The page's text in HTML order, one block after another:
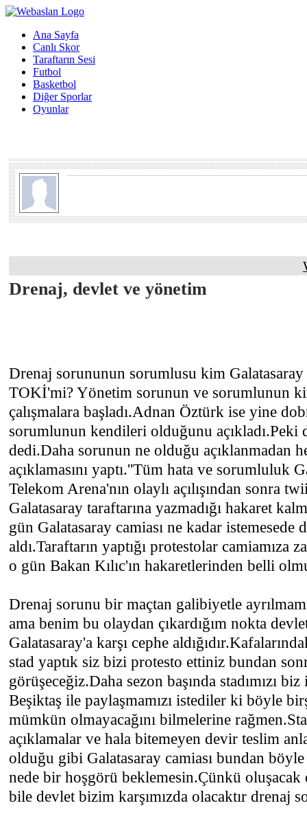
Ana Sayfa
Canlı Skor
Taraftarın Sesi
Futbol
Basketbol
Diğer Sporlar
Oyunlar
Drenaj, devlet ve yönetim
Drenaj sorununun sorumlusu kim
TOKİ'mi? Yönetim sorunun ve sorumlunun
çalışmalara başladı.Adnan Öztürk ise yine
sorumlunun kendileri olduğunu
dedi.Daha sorunun ne olduğu açıklanmadan
açıklamasını yaptı.''Tüm hata ve sorumluluk
Telekom Arena'nın olaylı açılışından sonra
Galatasaray taraftarına yazmadığı hakaret
gün Galatasaray camiası ne kadar istemesede
aldı.Taraftarın yaptığı protestolar camiamıza
o gün Bakan Kılıc'ın hakaretlerinden belli
Drenaj sorunu bir maçtan galibiyetle
ama benim bu olaydan çıkardığım nokta
Galatasaray'a karşı cephe
stad yaptık siz bizi protesto ettiniz bundan
görüşeceğiz.Daha sezon başında stadımızı
Beşiktaş ile paylaşmamızı istediler ki böyle
mümkün olmayacağını bilmelerine
açıklamalar ve hala bitemeyen devir teslim
olduğu gibi Galatasaray camiası bundan
nede bir hoşgörü beklemesin.Çünkü
bile devlet bizim karşımızda olacaktır drenaj